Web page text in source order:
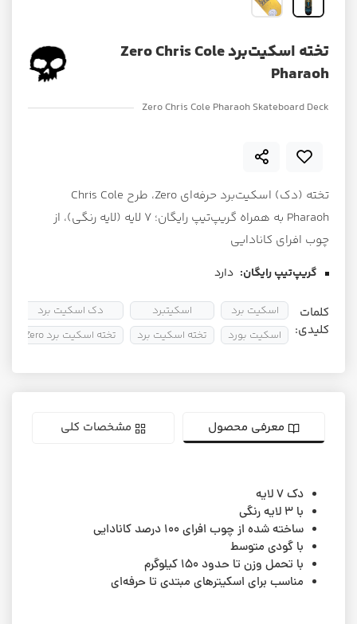
تخته اسکیت‌برد Zero Chris Cole
Pharaoh
Zero Chris Cole Pharaoh Skateboard Deck
تخته (دک) اسکیت‌برد حرفه‌ای Zero، طرح Chris Cole
Pharaoh به همراه گریپ‌تیپ رایگان؛ ۷ لایه (لایه رنگی)، از
چوب افرای کانادایی
گریپ‌تیپ رایگان: دارد
کلمات
کلیدی:
اسکیت برد
اسکیت بورد
اسکیتبرد
تخته اسکیت برد
دک اسکیت برد
تخته اسکیت برد Zero
معرفی محصول مشخصات کلی
دک ۷ لایه‌
با ۳ لایه رنگی
ساخته شده از چوب افرای 100 درصد کانادایی
با گودی متوسط
با تحمل وزن تا حدود 150 کیلوگرم
مناسب برای اسکیترهای مبتدی تا حرفه‌ای